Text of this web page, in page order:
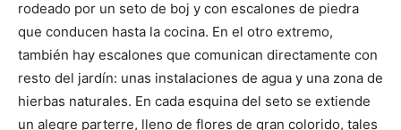
rodeado por un seto de boj y con escalones de piedra
que conducen hasta la cocina. En el otro extremo,
también hay escalones que comunican directamente con
resto del jardín: unas instalaciones de agua y una zona de
hierbas naturales. En cada esquina del seto se extiende
un alegre parterre, lleno de flores de gran colorido, tales